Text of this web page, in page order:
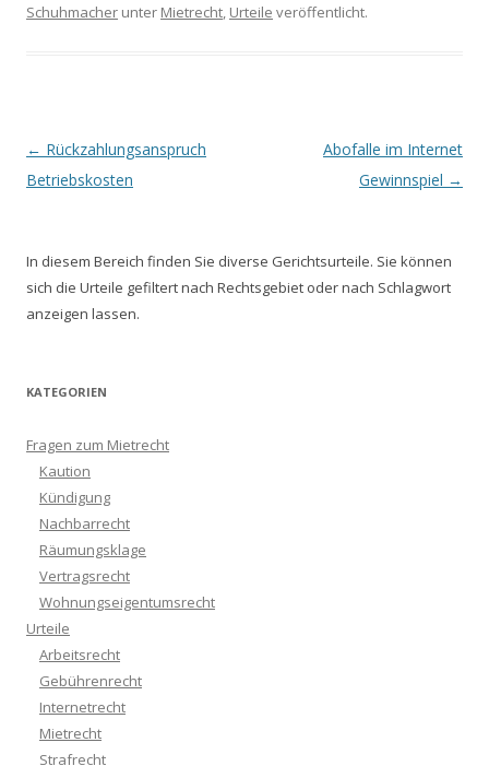
Schuhmacher unter Mietrecht, Urteile veröffentlicht.
Beitrags-Navigation
← Rückzahlungsanspruch
Betriebskosten
Abofalle im Internet
Gewinnspiel →
In diesem Bereich finden Sie diverse Gerichtsurteile. Sie können
sich die Urteile gefiltert nach Rechtsgebiet oder nach Schlagwort
anzeigen lassen.
KATEGORIEN
Fragen zum Mietrecht
Kaution
Kündigung
Nachbarrecht
Räumungsklage
Vertragsrecht
Wohnungseigentumsrecht
Urteile
Arbeitsrecht
Gebührenrecht
Internetrecht
Mietrecht
Strafrecht